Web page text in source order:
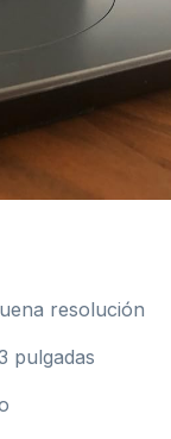
resolución
pulgadas